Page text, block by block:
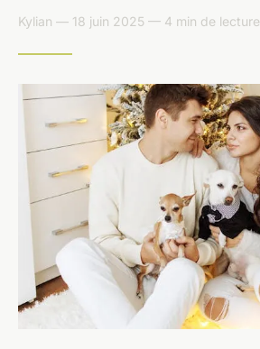
Kylian — 18 juin 2025 — 4 min de lecture